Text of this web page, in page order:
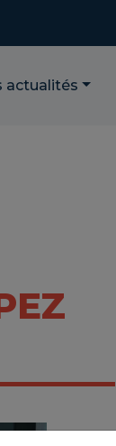
actualités